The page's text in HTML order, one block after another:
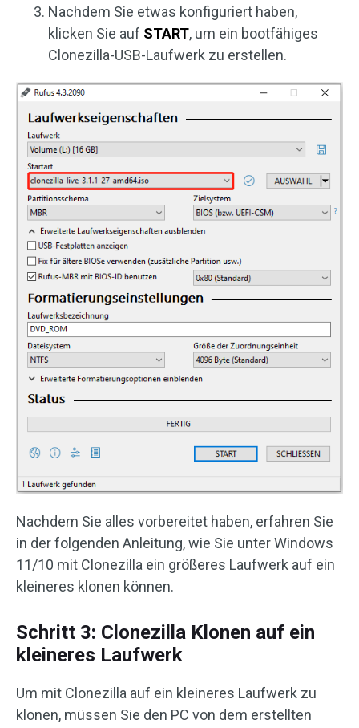
Nachdem Sie etwas konfiguriert haben,
klicken Sie auf START, um ein bootfähiges
Clonezilla-USB-Laufwerk zu erstellen.
Nachdem Sie alles vorbereitet haben, erfahren Sie
in der folgenden Anleitung, wie Sie unter Windows
11/10 mit Clonezilla ein größeres Laufwerk auf ein
kleineres klonen können.
Schritt 3: Clonezilla Klonen auf ein
kleineres Laufwerk
Um mit Clonezilla auf ein kleineres Laufwerk zu
klonen, müssen Sie den PC von dem erstellten